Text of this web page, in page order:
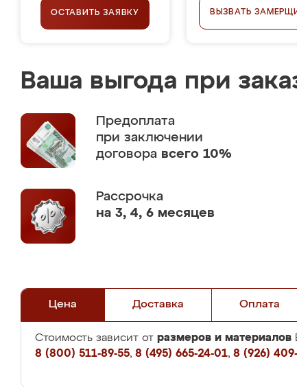
ОСТАВИТЬ ЗАЯВКУ ВЫЗВАТЬ
Ваша выгода при
Предоплата
при заключении
договора всего 10%
Рассрочка
на 3, 4, 6 месяцев
Цена Доставка Оплата
Стоимость зависит от размеров и материалов
8 (800) 511-89-55, 8 (495) 665-24-01, 8 (926)